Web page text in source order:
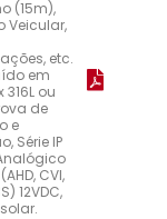
(15m),
Veicular,
etc.
em
316L ou
de
e
Série IP
CVI,
12VDC,